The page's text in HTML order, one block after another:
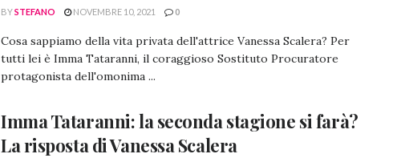
BYSTEFANO NOVEMBRE 10, 2021 0
Cosa sappiamo della vita privata dell'attrice Vanessa Scalera? Per
tutti lei è Imma Tataranni, il coraggioso Sostituto Procuratore
protagonista dell'omonima ...
Imma Tataranni: la seconda stagione si farà?
La risposta di Vanessa Scalera